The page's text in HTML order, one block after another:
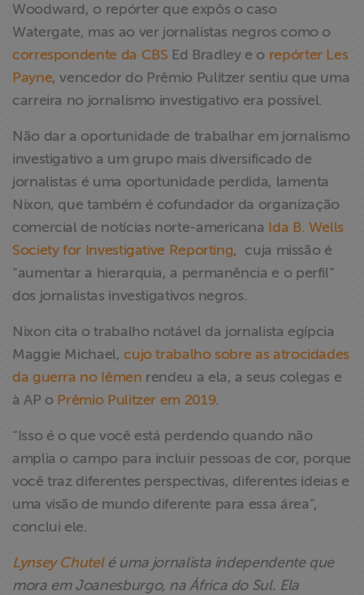
Woodward, o repórter que expôs o caso
Watergate, mas ao ver jornalistas negros como o
correspondente da CBS Ed Bradley e o repórter Les
Payne, vencedor do Prêmio Pulitzer sentiu que uma
carreira no jornalismo investigativo era possível.
Não dar a oportunidade de trabalhar em jornalismo
investigativo a um grupo mais diversificado de
jornalistas é uma oportunidade perdida, lamenta
Nixon, que também é cofundador da organização
comercial de notícias norte-americana Ida B. Wells
Society for Investigative Reporting, cuja missão é
“aumentar a hierarquia, a permanência e o perfil”
dos jornalistas investigativos negros.
Nixon cita o trabalho notável da jornalista egípcia
Maggie Michael,cujo trabalho sobre as atrocidades
da guerra no Iêmen rendeu a ela, a seus colegas e
à AP o Prêmio Pulitzer em 2019.
“Isso é o que você está perdendo quando não
amplia o campo para incluir pessoas de cor, porque
você traz diferentes perspectivas, diferentes ideias e
uma visão de mundo diferente para essa área”,
conclui ele.
Lynsey Chutelé uma jornalista independente que
mora em Joanesburgo, na África do Sul. Ela